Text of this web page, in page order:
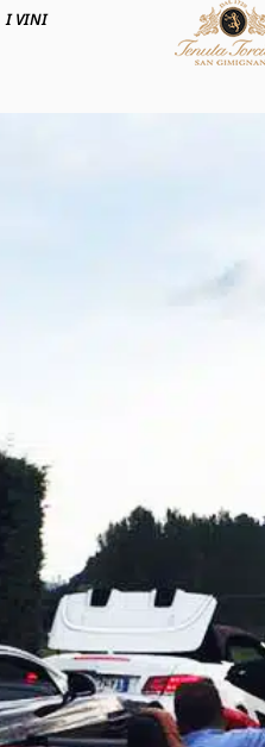
I VINI